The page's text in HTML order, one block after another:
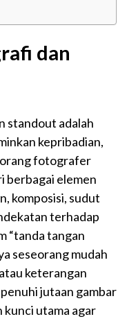
dan
standout adalah
kepribadian,
fotografer
berbagai elemen
komposisi, sudut
terhadap
“tanda tangan
seseorang mudah
keterangan
jutaan gambar
kunci utama agar